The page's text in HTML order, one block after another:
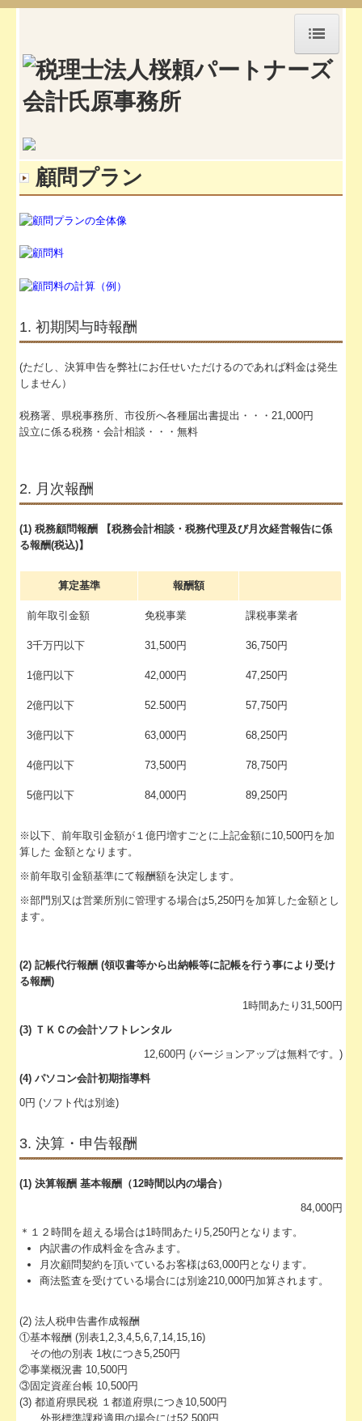
HOME
顧問プラン
お問合せ
会計の基礎知識
FX4クラウド
補助金・助成金・融資情報
経営者お役立ち情報
社長メニューASP版
経営改善計画の策定支援
事務所通信継続
顧問プラン
1. 初期関与時報酬
(ただし、決算申告を弊社にお任せいただけるのであれば料金は発生
しません）
税務署、県税事務所、市役所へ各種届出書提出・・・21,000円
設立に係る税務・会計相談・・・無料
2. 月次報酬
(1) 税務顧問報酬 【税務会計相談・税務代理及び月次経営報告に係
る報酬(税込)】
算定基準 報酬額
前年取引金額 免税事業 課税事業者
3千万円以下 31,500円 36,750円
1億円以下 42,000円 47,250円
2億円以下 52.500円 57,750円
3億円以下 63,000円 68,250円
4億円以下 73,500円 78,750円
5億円以下 84,000円 89,250円
※以下、前年取引金額が１億円増すごとに上記金額に10,500円を加
算した 金額となります。
※前年取引金額基準にて報酬額を決定します。
※部門別又は営業所別に管理する場合は5,250円を加算した金額とし
ます。
(2) 記帳代行報酬 (領収書等から出納帳等に記帳を行う事により受け
る報酬)
1時間あたり31,500円
(3) ＴＫＣの会計ソフトレンタル
12,600円 (バージョンアップは無料です。)
(4) パソコン会計初期指導料
0円 (ソフト代は別途)
3. 決算・申告報酬
(1) 決算報酬 基本報酬（12時間以内の場合）
84,000円
＊１２時間を超える場合は1時間あたり5,250円となります。
内訳書の作成料金を含みます。
月次顧問契約を頂いているお客様は63,000円となります。
商法監査を受けている場合には別途210,000円加算されます。
(2) 法人税申告書作成報酬
①基本報酬 (別表1,2,3,4,5,6,7,14,15,16)
その他の別表 1枚につき5,250円
②事業概況書 10,500円
③固定資産台帳 10,500円
(3) 都道府県民税 １都道府県につき10,500円
外形標準課税適用の場合には52,500円